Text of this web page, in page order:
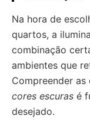
Na hora de
quartos, a
combinação
ambientes que
Compreender
cores escuras é
desejado.